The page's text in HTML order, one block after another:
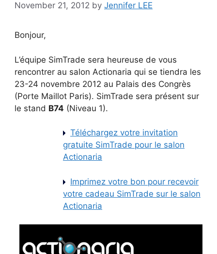
November 21, 2012 by Jennifer LEE
Bonjour,
L’équipe SimTrade sera heureuse de vous
rencontrer au salon Actionaria qui se tiendra les
23-24 novembre 2012 au Palais des Congrès
(Porte Maillot Paris). SimTrade sera présent sur
le stand B74 (Niveau 1).
Téléchargez votre invitation
gratuite SimTrade pour le salon
Actionaria
Imprimez votre bon pour recevoir
votre cadeau SimTrade sur le salon
Actionaria